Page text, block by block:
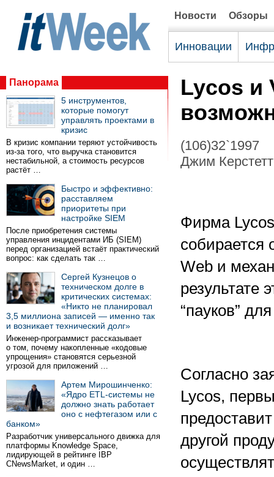
Новости Обзоры
Инновации
Панорама
5 инструментов,
которые помогут
управлять проектами в
кризис
В кризис компании теряют устойчивость
из-за того, что выручка становится
нестабильной, а стоимость ресурсов
растёт …
Быстро и эффективно:
расставляем
приоритеты при
настройке SIEM
После приобретения системы
управления инцидентами ИБ (SIEM)
перед организацией встаёт практический
вопрос: как сделать так …
Сергей Кузнецов о
техническом долге в
критических системах:
«Никто не планировал
3,5 миллиона записей — именно так
и возникает технический долг»
Инженер-программист рассказывает
о том, почему накопленные «кодовые
упрощения» становятся серьезной
угрозой для приложений …
Артем Мирошинченко:
«Ядро ETL-системы не
должно знать работает
оно с нефтегазом или с
банком»
Разработчик универсального движка для
платформы Knowledge Space,
лидирующей в рейтинге IBP
CNewsMarket, и один …
Lycos и
(106)32`1997
Джим
Фирма
собирается
Web и
результате
“пауков”
Согласно
Lycos,
другой